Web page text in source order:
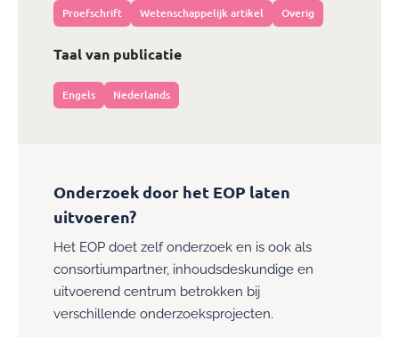
Proefschrift Wetenschappelijk artikel Overig
Taal van publicatie
Engels Nederlands
Onderzoek door het EOP laten
uitvoeren?
Het EOP doet zelf onderzoek en is ook als
consortiumpartner, inhoudsdeskundige en
uitvoerend centrum betrokken bij
verschillende onderzoeksprojecten.